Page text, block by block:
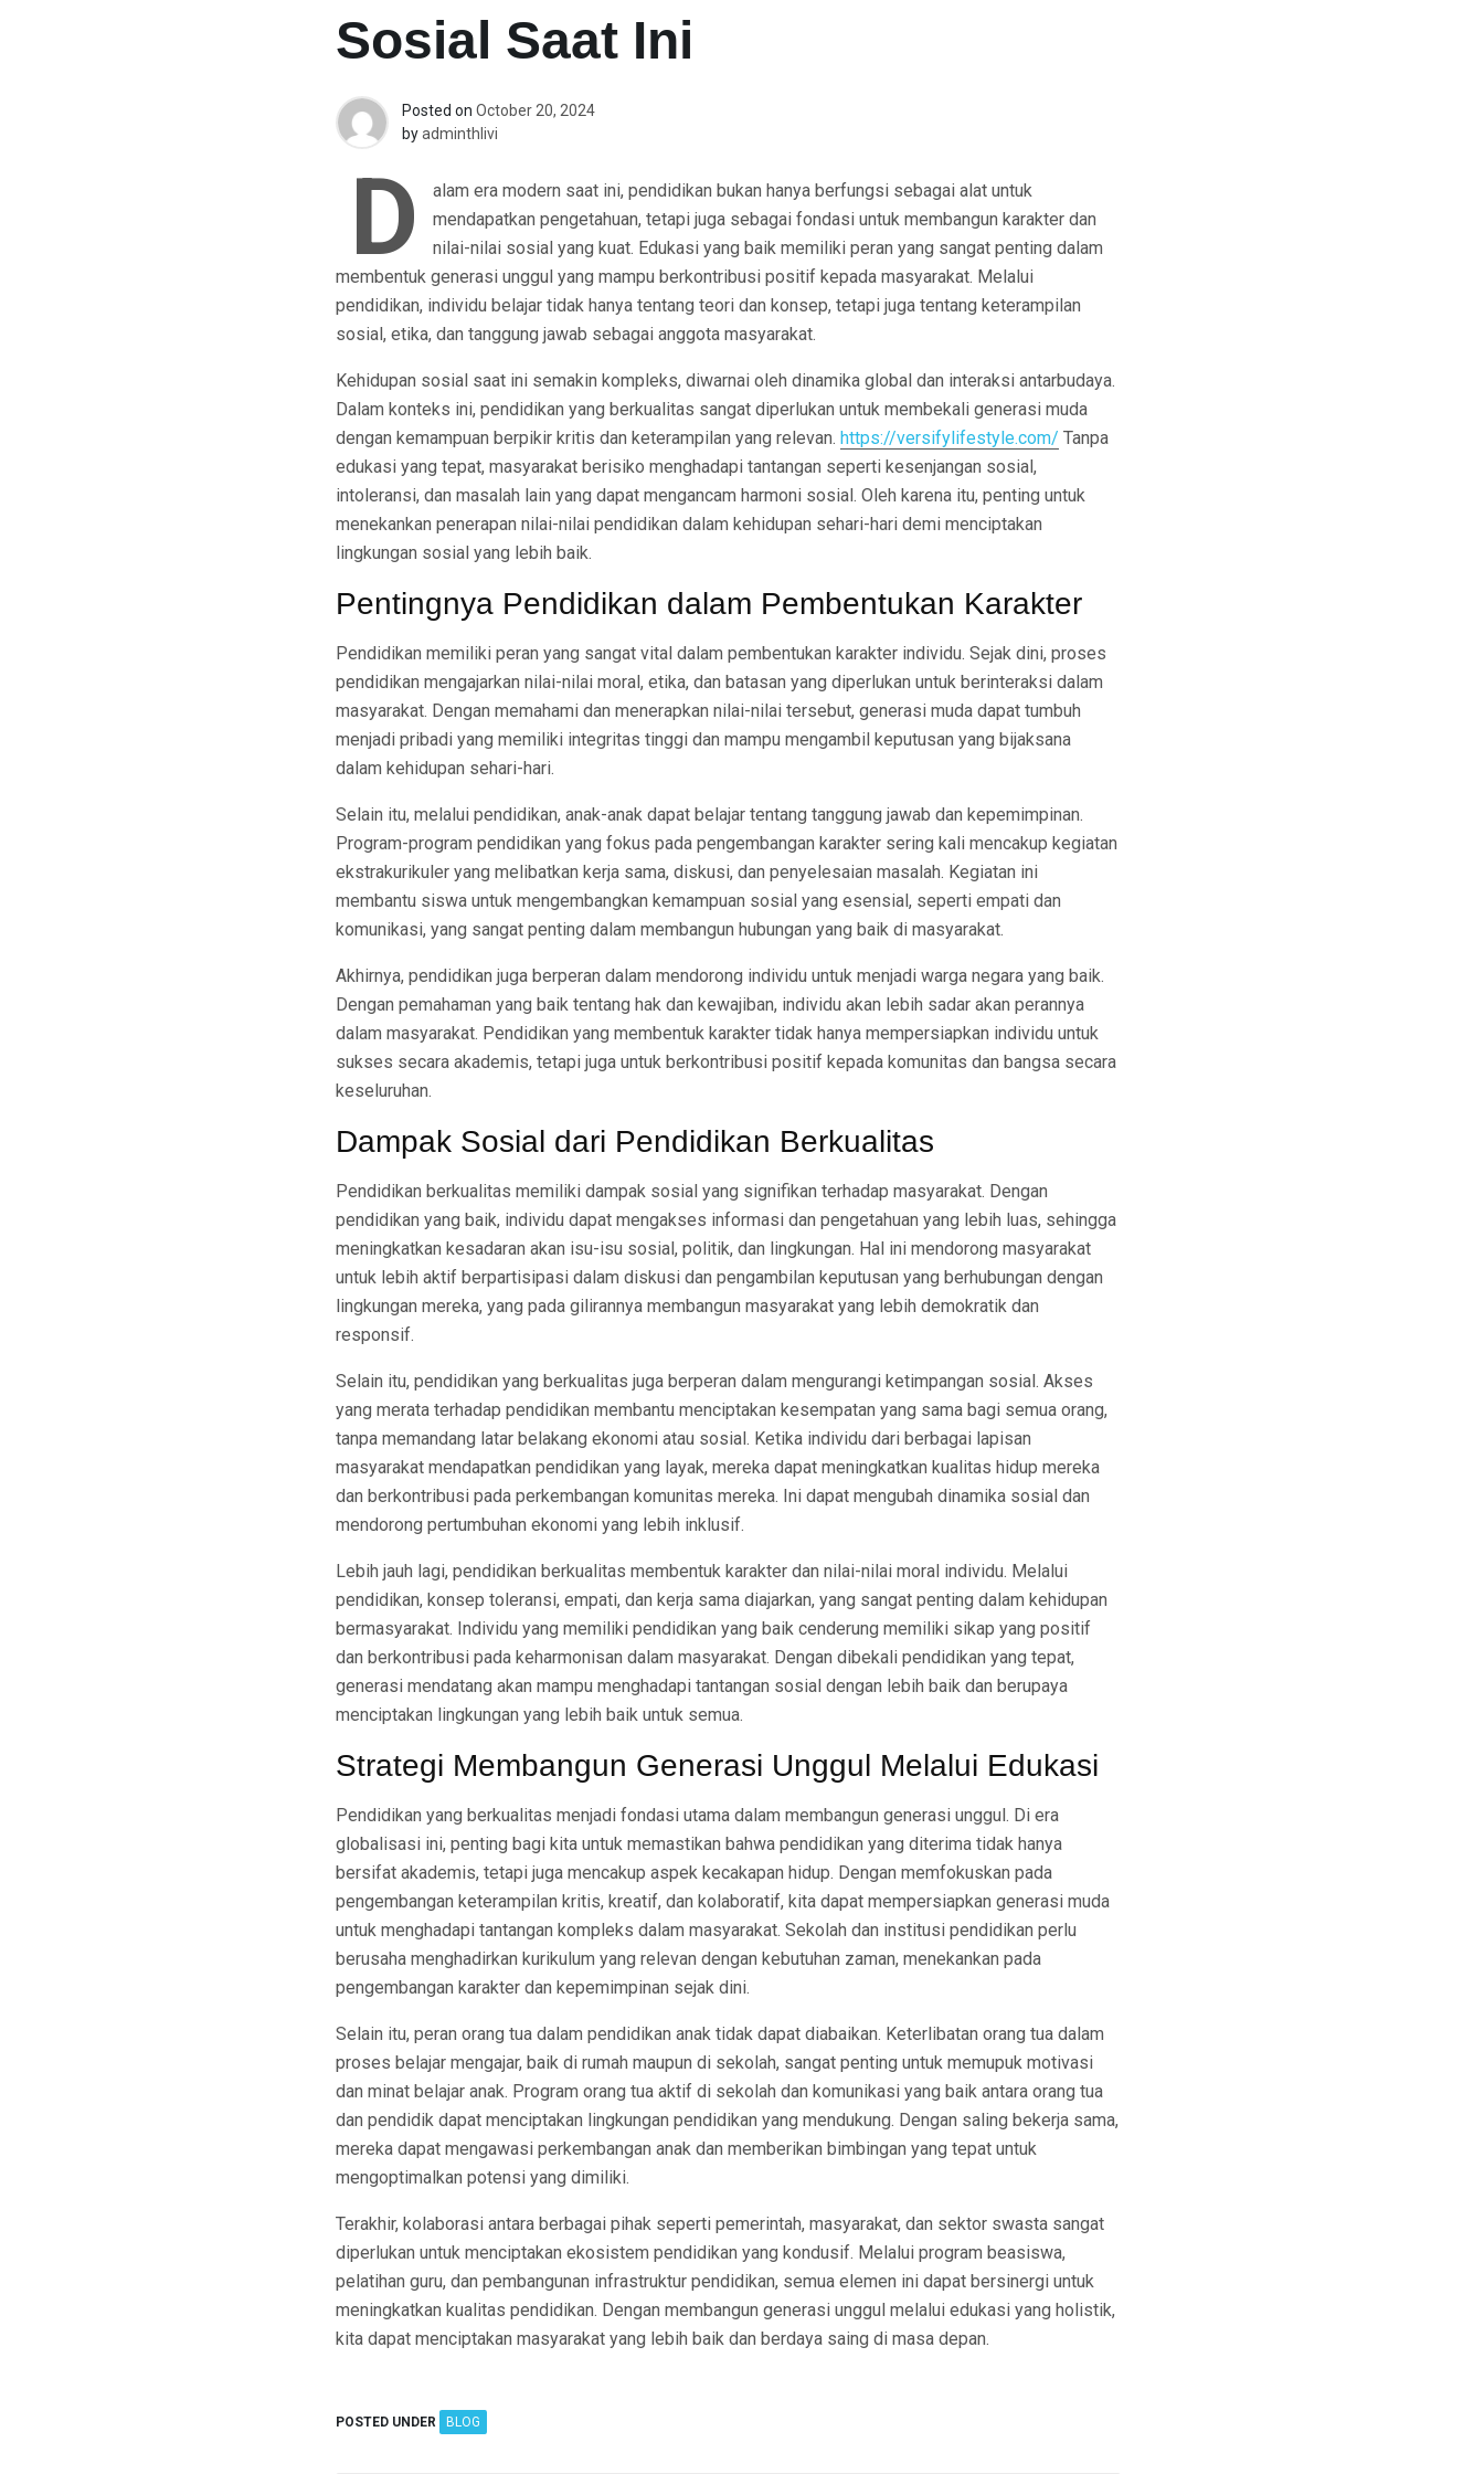
Sosial Saat Ini
Posted on October 20, 2024
byadminthlivi
D
alam era modern saat ini, pendidikan bukan hanya berfungsi sebagai alat untuk
mendapatkan pengetahuan, tetapi juga sebagai fondasi untuk membangun karakter dan
nilai-nilai sosial yang kuat. Edukasi yang baik memiliki peran yang sangat penting dalam
membentuk generasi unggul yang mampu berkontribusi positif kepada masyarakat. Melalui
pendidikan, individu belajar tidak hanya tentang teori dan konsep, tetapi juga tentang keterampilan
sosial, etika, dan tanggung jawab sebagai anggota masyarakat.
Kehidupan sosial saat ini semakin kompleks, diwarnai oleh dinamika global dan interaksi antarbudaya.
Dalam konteks ini, pendidikan yang berkualitas sangat diperlukan untuk membekali generasi muda
dengan kemampuan berpikir kritis dan keterampilan yang relevan. https://versifylifestyle.com/ Tanpa
edukasi yang tepat, masyarakat berisiko menghadapi tantangan seperti kesenjangan sosial,
intoleransi, dan masalah lain yang dapat mengancam harmoni sosial. Oleh karena itu, penting untuk
menekankan penerapan nilai-nilai pendidikan dalam kehidupan sehari-hari demi menciptakan
lingkungan sosial yang lebih baik.
Pentingnya Pendidikan dalam Pembentukan Karakter
Pendidikan memiliki peran yang sangat vital dalam pembentukan karakter individu. Sejak dini, proses
pendidikan mengajarkan nilai-nilai moral, etika, dan batasan yang diperlukan untuk berinteraksi dalam
masyarakat. Dengan memahami dan menerapkan nilai-nilai tersebut, generasi muda dapat tumbuh
menjadi pribadi yang memiliki integritas tinggi dan mampu mengambil keputusan yang bijaksana
dalam kehidupan sehari-hari.
Selain itu, melalui pendidikan, anak-anak dapat belajar tentang tanggung jawab dan kepemimpinan.
Program-program pendidikan yang fokus pada pengembangan karakter sering kali mencakup kegiatan
ekstrakurikuler yang melibatkan kerja sama, diskusi, dan penyelesaian masalah. Kegiatan ini
membantu siswa untuk mengembangkan kemampuan sosial yang esensial, seperti empati dan
komunikasi, yang sangat penting dalam membangun hubungan yang baik di masyarakat.
Akhirnya, pendidikan juga berperan dalam mendorong individu untuk menjadi warga negara yang baik.
Dengan pemahaman yang baik tentang hak dan kewajiban, individu akan lebih sadar akan perannya
dalam masyarakat. Pendidikan yang membentuk karakter tidak hanya mempersiapkan individu untuk
sukses secara akademis, tetapi juga untuk berkontribusi positif kepada komunitas dan bangsa secara
keseluruhan.
Dampak Sosial dari Pendidikan Berkualitas
Pendidikan berkualitas memiliki dampak sosial yang signifikan terhadap masyarakat. Dengan
pendidikan yang baik, individu dapat mengakses informasi dan pengetahuan yang lebih luas, sehingga
meningkatkan kesadaran akan isu-isu sosial, politik, dan lingkungan. Hal ini mendorong masyarakat
untuk lebih aktif berpartisipasi dalam diskusi dan pengambilan keputusan yang berhubungan dengan
lingkungan mereka, yang pada gilirannya membangun masyarakat yang lebih demokratik dan
responsif.
Selain itu, pendidikan yang berkualitas juga berperan dalam mengurangi ketimpangan sosial. Akses
yang merata terhadap pendidikan membantu menciptakan kesempatan yang sama bagi semua orang,
tanpa memandang latar belakang ekonomi atau sosial. Ketika individu dari berbagai lapisan
masyarakat mendapatkan pendidikan yang layak, mereka dapat meningkatkan kualitas hidup mereka
dan berkontribusi pada perkembangan komunitas mereka. Ini dapat mengubah dinamika sosial dan
mendorong pertumbuhan ekonomi yang lebih inklusif.
Lebih jauh lagi, pendidikan berkualitas membentuk karakter dan nilai-nilai moral individu. Melalui
pendidikan, konsep toleransi, empati, dan kerja sama diajarkan, yang sangat penting dalam kehidupan
bermasyarakat. Individu yang memiliki pendidikan yang baik cenderung memiliki sikap yang positif
dan berkontribusi pada keharmonisan dalam masyarakat. Dengan dibekali pendidikan yang tepat,
generasi mendatang akan mampu menghadapi tantangan sosial dengan lebih baik dan berupaya
menciptakan lingkungan yang lebih baik untuk semua.
Strategi Membangun Generasi Unggul Melalui Edukasi
Pendidikan yang berkualitas menjadi fondasi utama dalam membangun generasi unggul. Di era
globalisasi ini, penting bagi kita untuk memastikan bahwa pendidikan yang diterima tidak hanya
bersifat akademis, tetapi juga mencakup aspek kecakapan hidup. Dengan memfokuskan pada
pengembangan keterampilan kritis, kreatif, dan kolaboratif, kita dapat mempersiapkan generasi muda
untuk menghadapi tantangan kompleks dalam masyarakat. Sekolah dan institusi pendidikan perlu
berusaha menghadirkan kurikulum yang relevan dengan kebutuhan zaman, menekankan pada
pengembangan karakter dan kepemimpinan sejak dini.
Selain itu, peran orang tua dalam pendidikan anak tidak dapat diabaikan. Keterlibatan orang tua dalam
proses belajar mengajar, baik di rumah maupun di sekolah, sangat penting untuk memupuk motivasi
dan minat belajar anak. Program orang tua aktif di sekolah dan komunikasi yang baik antara orang tua
dan pendidik dapat menciptakan lingkungan pendidikan yang mendukung. Dengan saling bekerja sama,
mereka dapat mengawasi perkembangan anak dan memberikan bimbingan yang tepat untuk
mengoptimalkan potensi yang dimiliki.
Terakhir, kolaborasi antara berbagai pihak seperti pemerintah, masyarakat, dan sektor swasta sangat
diperlukan untuk menciptakan ekosistem pendidikan yang kondusif. Melalui program beasiswa,
pelatihan guru, dan pembangunan infrastruktur pendidikan, semua elemen ini dapat bersinergi untuk
meningkatkan kualitas pendidikan. Dengan membangun generasi unggul melalui edukasi yang holistik,
kita dapat menciptakan masyarakat yang lebih baik dan berdaya saing di masa depan.
POSTED UNDER BLOG